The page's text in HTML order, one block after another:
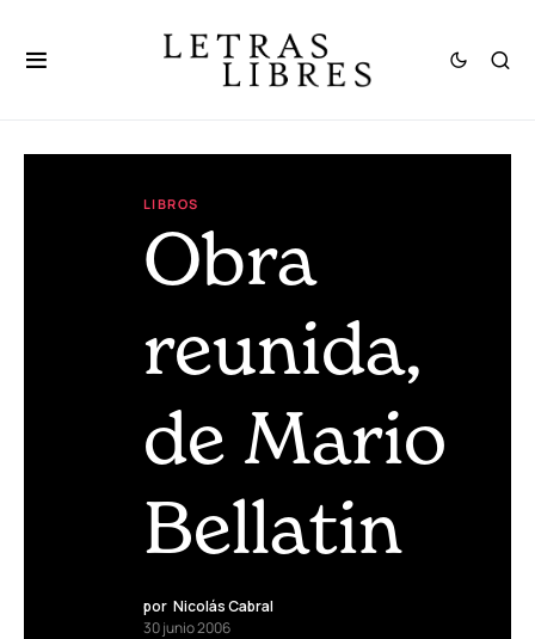
LIBROS
Obra
reunida,
de Mario
Bellatin
por Nicolás Cabral
30 junio 2006